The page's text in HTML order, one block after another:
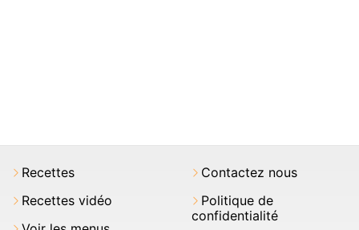
Recettes
Recettes vidéo
Contactez nous
Politique de
confidentialité